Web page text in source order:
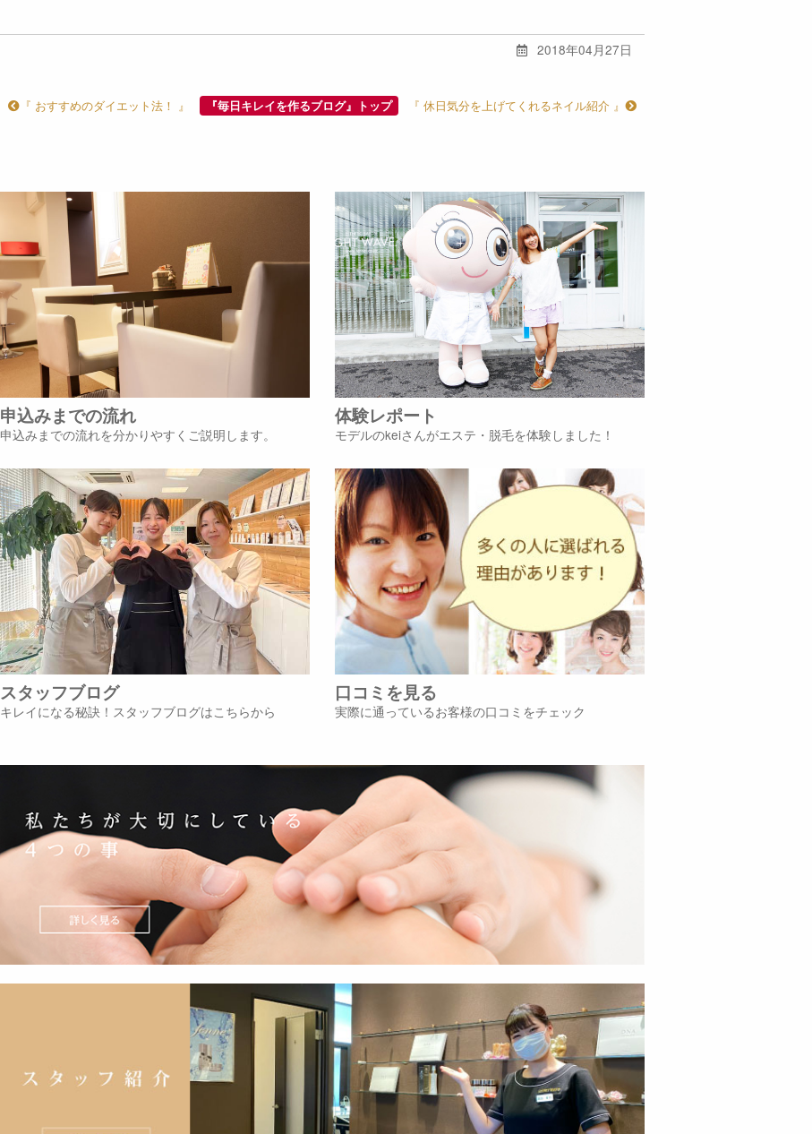
2018年04月27日
『 おすすめのダイエット法！ 』 『毎日キレイを作るブログ』トップ 『 休日気分を上げてくれるネイル紹介 』
申込みまでの流れ
申込みまでの流れを分かりやすくご説明します。
体験レポート
モデルのkeiさんがエステ・脱毛を体験しました！
スタッフブログ
キレイになる秘訣！スタッフブログはこちらから
口コミを見る
実際に通っているお客様の口コミをチェック